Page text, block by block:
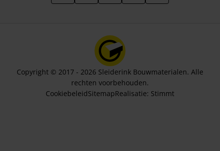
Copyright © 2017 - 2026 Sleiderink Bouwmaterialen. Alle
rechten voorbehouden.
CookiebeleidSitemapRealisatie: Stimmt